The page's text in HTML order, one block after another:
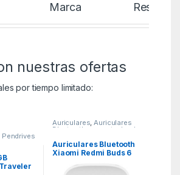
Marca Reseñas
nuestras ofertas
por tiempo limitado:
Pendrives
Auriculares,Auriculares
Bluetooth con estuche de
Auriculares Bluetooth
Xiaomi Redmi Buds 6
Autonomía 10h/